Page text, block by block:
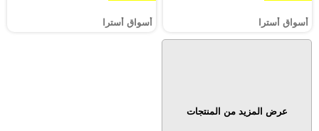
أسواق أسترا أسواق أسترا
عرض المزيد من المنتجات